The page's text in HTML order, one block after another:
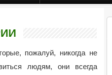
пожалуй, никогда не
людям, они всегда